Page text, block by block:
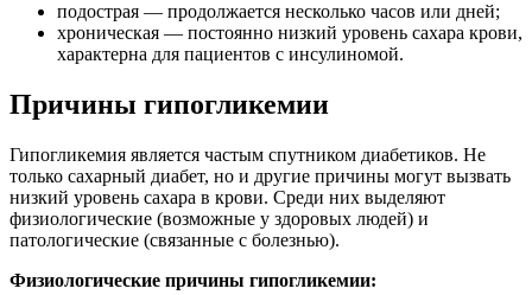
подострая — продолжается несколько часов или дней;
хроническая — постоянно низкий уровень сахара крови,
характерна для пациентов с инсулиномой.
Причины гипогликемии
Гипогликемия является частым спутником диабетиков. Не
только сахарный диабет, но и другие причины могут вызвать
низкий уровень сахара в крови. Среди них выделяют
физиологические (возможные у здоровых людей) и
патологические (связанные с болезнью).
Физиологические причины гипогликемии: